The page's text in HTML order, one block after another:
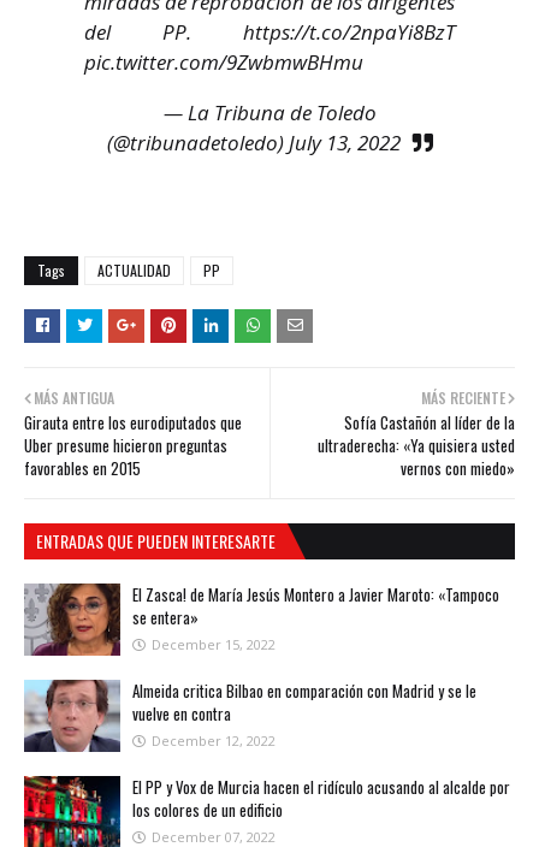
del PP. https://t.co/2npaYi8BzT
pic.twitter.com/9ZwbmwBHmu
— La Tribuna de Toledo
(@tribunadetoledo)July 13, 2022
Tags ACTUALIDAD PP
MÁS RECIENTE
Sofía Castañón al líder de la
ultraderecha: «Ya quisiera usted
vernos con miedo»
MÁS ANTIGUA
Girauta entre los eurodiputados que
Uber presume hicieron preguntas
favorables en 2015
ENTRADAS QUE PUEDEN INTERESARTE
El Zasca! de María Jesús Montero a Javier Maroto: «Tampoco
se entera»
December 15, 2022
Almeida critica Bilbao en comparación con Madrid y se le
vuelve en contra
December 12, 2022
El PP y Vox de Murcia hacen el ridículo acusando al alcalde por
los colores de un edificio
December 07, 2022